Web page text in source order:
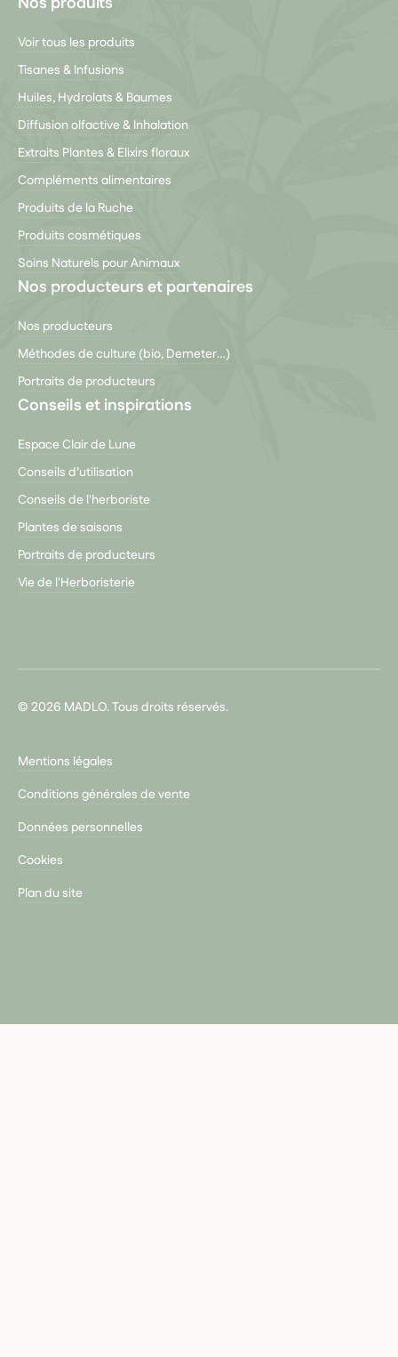
Voir tous les produits
Tisanes & Infusions
Huiles, Hydrolats & Baumes
Diffusion olfactive & Inhalation
Extraits Plantes & Elixirs floraux
Compléments alimentaires
Produits de la Ruche
Produits cosmétiques
Soins Naturels pour Animaux
Nos producteurs et partenaires
Nos producteurs
Méthodes de culture (bio, Demeter…)
Portraits de producteurs
Conseils et inspirations
Espace Clair de Lune
Conseils d’utilisation
Conseils de l'herboriste
Plantes de saisons
Portraits de producteurs
Vie de l'Herboristerie
© 2026 MADLO. Tous droits réservés.
Mentions légales
Conditions générales de vente
Données personnelles
Cookies
Plan du site